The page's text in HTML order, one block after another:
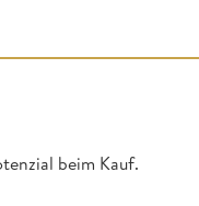
beim Kauf.